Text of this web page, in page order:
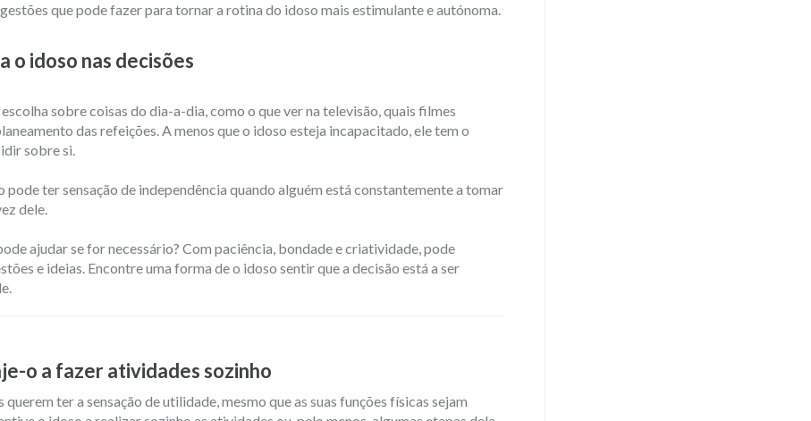
que pode fazer para tornar a rotina do idoso mais estimulante e autónoma.
o idoso nas decisões
sobre coisas do dia-a-dia, como o que ver na televisão, quais filmes
das refeições. A menos que o idoso esteja incapacitado, ele tem o
sobre si.
pode ter sensação de independência quando alguém está constantemente a tomar
dele.
ajudar se for necessário? Com paciência, bondade e criatividade, pode
e ideias. Encontre uma forma de o idoso sentir que a decisão está a ser
o a fazer atividades sozinho
ter a sensação de utilidade, mesmo que as suas funções físicas sejam